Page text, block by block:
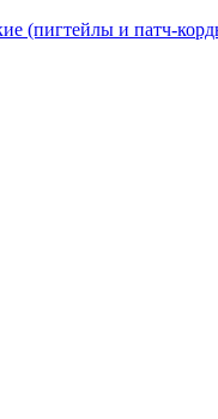
(пигтейлы и патч-